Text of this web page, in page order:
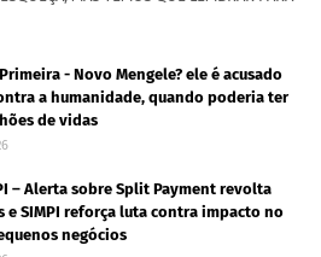
- Novo Mengele? ele é acusado
a humanidade, quando poderia ter
de vidas
– Alerta sobre Split Payment revolta
e SIMPI reforça luta contra impacto no
negócios